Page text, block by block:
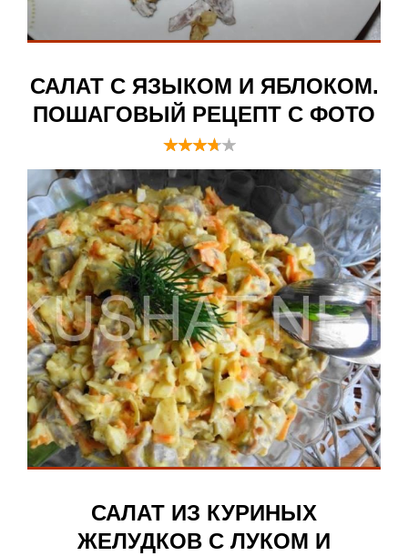
САЛАТ С ЯЗЫКОМ И ЯБЛОКОМ.
ПОШАГОВЫЙ РЕЦЕПТ С ФОТО
САЛАТ ИЗ КУРИНЫХ
ЖЕЛУДКОВ С ЛУКОМ И